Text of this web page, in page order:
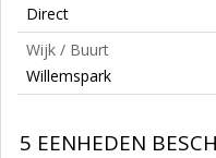
Direct
Wijk / Buurt
Willemspark
5 EENHEDEN